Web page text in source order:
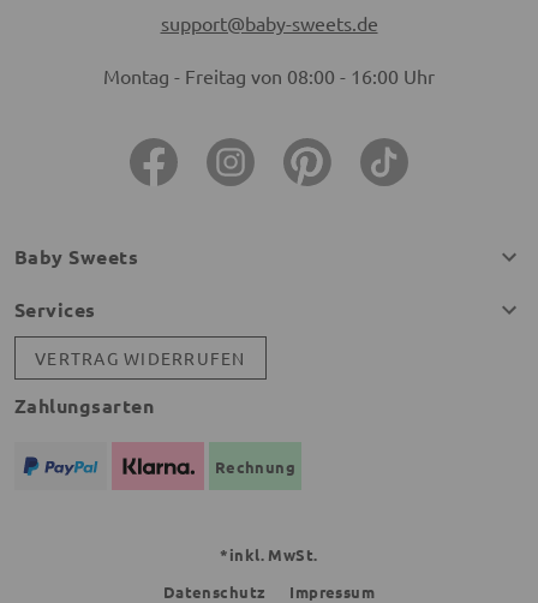
support@baby-sweets.de
Montag - Freitag von 08:00 - 16:00 Uhr
Baby Sweets
Services
VERTRAG WIDERRUFEN
Zahlungsarten
Rechnung
*inkl. MwSt.
Datenschutz
Impressum